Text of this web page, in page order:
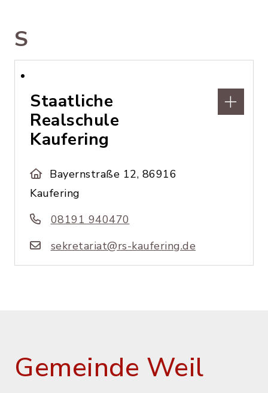
S
Staatliche
Realschule
Kaufering
Bayernstraße 12, 86916
Kaufering
08191 940470
sekretariat@rs-kaufering.de
Gemeinde Weil